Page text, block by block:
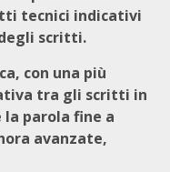
tecnici indicativi
scritti.
con una più
tra gli scritti in
parola fine a
avanzate,